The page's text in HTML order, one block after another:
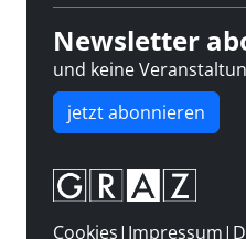
Newsletter
und keine
jetzt abonnieren
Cookies| Impressum|